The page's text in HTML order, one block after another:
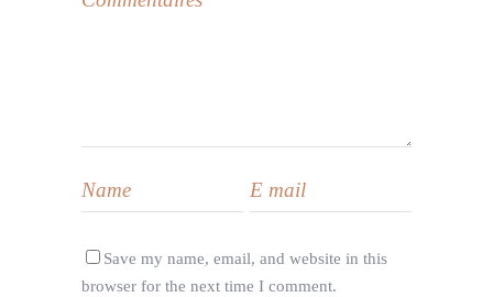
Save my name, email, and website in this
browser for the next time I comment.